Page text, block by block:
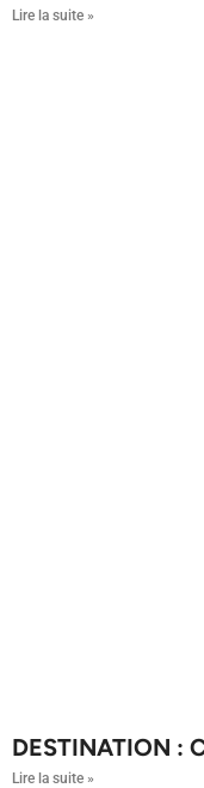
Lire la suite »
DESTINATION :
Lire la suite »